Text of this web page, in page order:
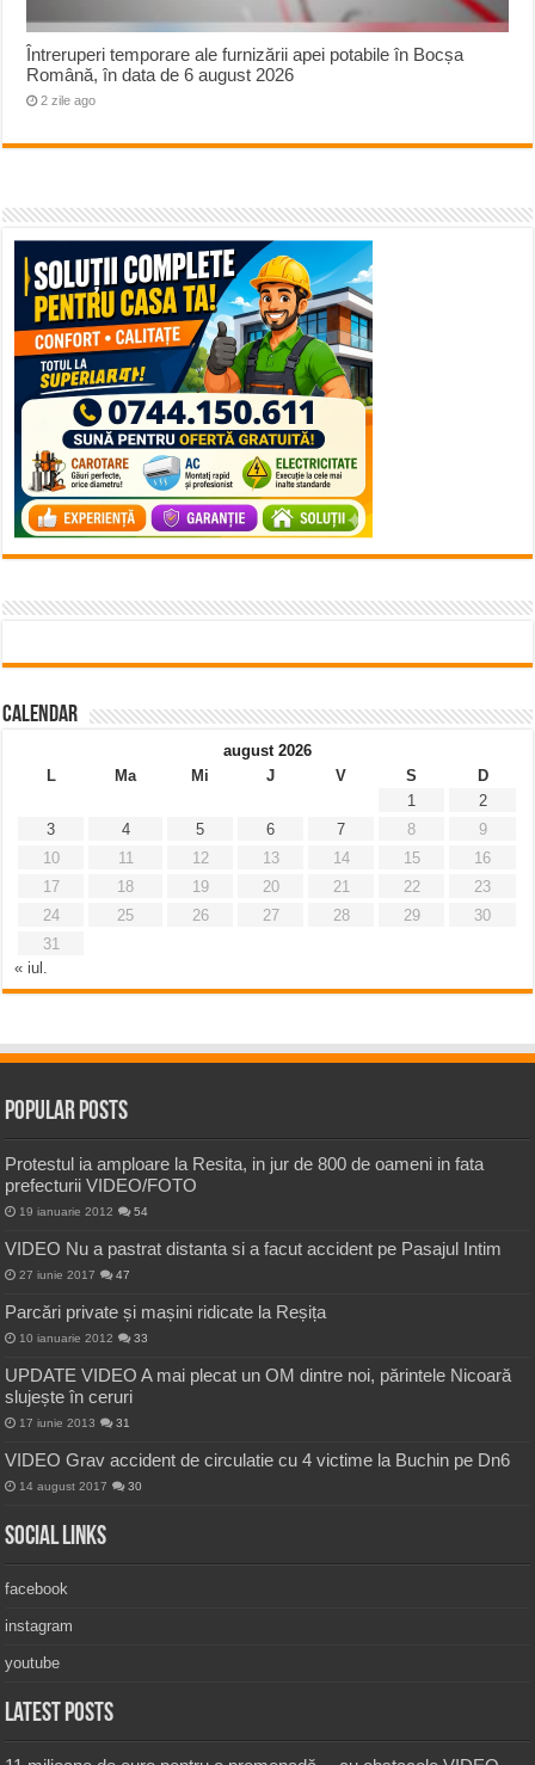
Întreruperi temporare ale furnizării apei potabile în Bocșa
Română, în data de 6 august 2026
2 zile ago
Calendar
august 2026
L
Ma Mi J V S
D
1
2
3
4 5 6 7 8
9
10
11 12 13 14 15
16
17
18 19 20 21 22
23
24
25 26 27 28 29
30
31
« iul.
Popular Posts
Protestul ia amploare la Resita, in jur de 800 de oameni in fata
prefecturii VIDEO/FOTO
19 ianuarie 2012 54
VIDEO Nu a pastrat distanta si a facut accident pe Pasajul Intim
27 iunie 2017 47
Parcări private și mașini ridicate la Reșița
10 ianuarie 2012 33
UPDATE VIDEO A mai plecat un OM dintre noi, părintele Nicoară
slujește în ceruri
17 iunie 2013 31
VIDEO Grav accident de circulatie cu 4 victime la Buchin pe Dn6
14 august 2017 30
Social Links
facebook
instagram
youtube
Latest Posts